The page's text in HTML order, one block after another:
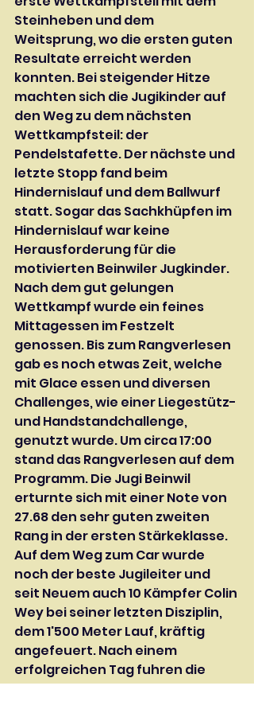
Steinheben und dem
Weitsprung, wo die ersten guten
Resultate erreicht werden
konnten. Bei steigender Hitze
machten sich die Jugikinder auf
den Weg zu dem nächsten
Wettkampfsteil: der
Pendelstafette. Der nächste und
letzte Stopp fand beim
Hindernislauf und dem Ballwurf
statt. Sogar das Sachkhüpfen im
Hindernislauf war keine
Herausforderung für die
motivierten Beinwiler Jugkinder.
Nach dem gut gelungen
Wettkampf wurde ein feines
Mittagessen im Festzelt
genossen. Bis zum Rangverlesen
gab es noch etwas Zeit, welche
mit Glace essen und diversen
Challenges, wie einer Liegestütz-
und Handstandchallenge,
genutzt wurde. Um circa 17:00
stand das Rangverlesen auf dem
Programm. Die Jugi Beinwil
erturnte sich mit einer Note von
27.68 den sehr guten zweiten
Rang in der ersten Stärkeklasse.
Auf dem Weg zum Car wurde
noch der beste Jugileiter und
seit Neuem auch 10 Kämpfer Colin
Wey bei seiner letzten Disziplin,
dem 1'500 Meter Lauf, kräftig
angefeuert. Nach einem
erfolgreichen Tag fuhren die
Jugikinder und Leiter wieder